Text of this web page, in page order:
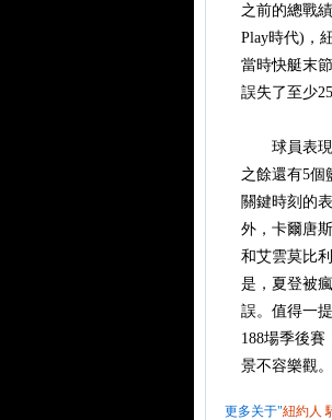
之前的總戰
Play時代)，
當時快艇末
誤失了至少
球員表現方
之餘還有5個
關鍵時刻的
外，卡爾唐
和艾雲莫比
是，夏登被
誤。值得一
188場季後
景不容樂觀。
更多关于"紐約人